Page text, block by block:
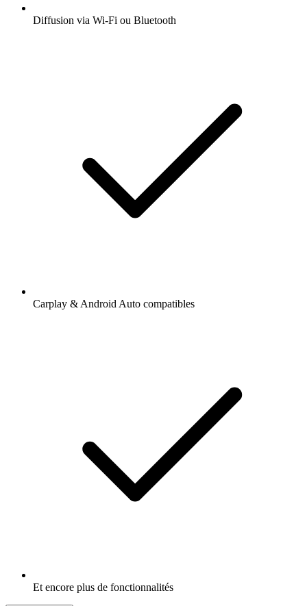
Diffusion via Wi-Fi ou Bluetooth
Carplay & Android Auto compatibles
Et encore plus de fonctionnalités